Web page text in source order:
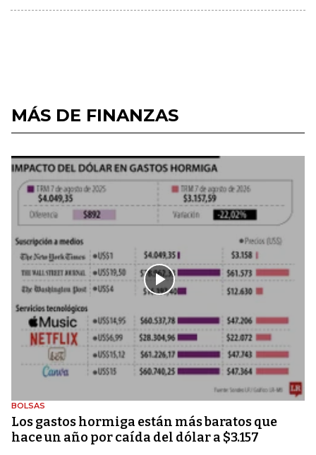
MÁS DE FINANZAS
BOLSAS
Los gastos hormiga están más baratos que
hace un año por caída del dólar a $3.157